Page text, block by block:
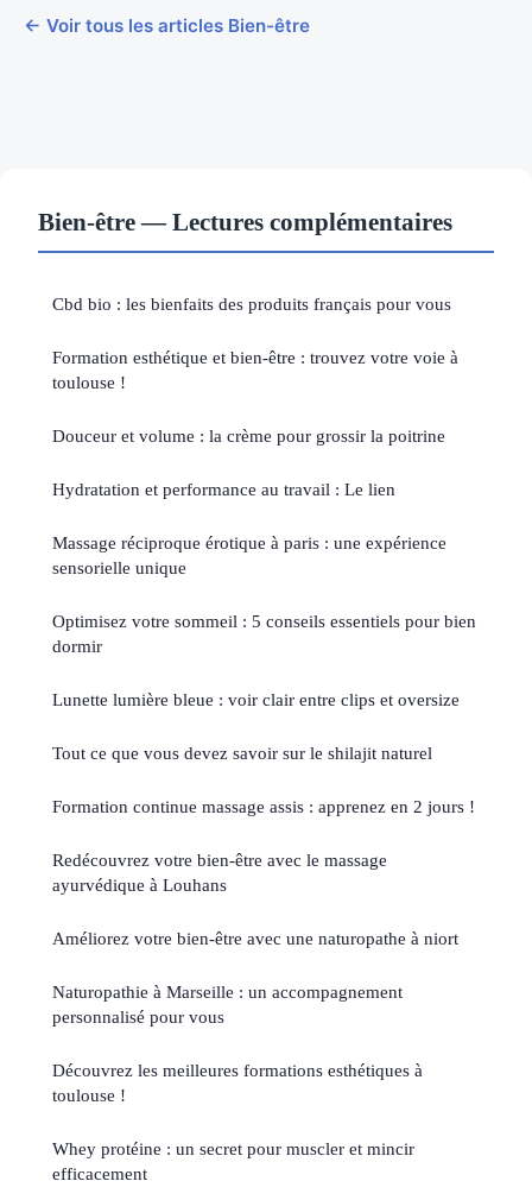
← Voir tous les articles Bien-être
Bien-être — Lectures complémentaires
Cbd bio : les bienfaits des produits français pour vous
Formation esthétique et bien-être : trouvez votre voie à
toulouse !
Douceur et volume : la crème pour grossir la poitrine
Hydratation et performance au travail : Le lien
Massage réciproque érotique à paris : une expérience
sensorielle unique
Optimisez votre sommeil : 5 conseils essentiels pour bien
dormir
Lunette lumière bleue : voir clair entre clips et oversize
Tout ce que vous devez savoir sur le shilajit naturel
Formation continue massage assis : apprenez en 2 jours !
Redécouvrez votre bien-être avec le massage
ayurvédique à Louhans
Améliorez votre bien-être avec une naturopathe à niort
Naturopathie à Marseille : un accompagnement
personnalisé pour vous
Découvrez les meilleures formations esthétiques à
toulouse !
Whey protéine : un secret pour muscler et mincir
efficacement